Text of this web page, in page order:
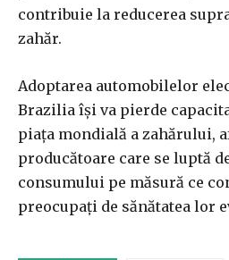
contribuie la reducerea
zahăr.
Adoptarea automobilelor
Brazilia îşi va pierde
piaţa mondială a zahărului,
producătoare care se luptă
consumului pe măsură ce
preocupaţi de sănătatea lor